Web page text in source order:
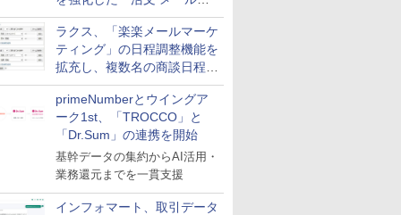
送信防止アドインサービス」
を提供
ラクス、「楽楽メールマーケ
ティング」の日程調整機能を
拡充し、複数名の商談日程調
整を効率化
primeNumberとウイングア
ーク1st、「TROCCO」と
「Dr.Sum」の連携を開始
基幹データの集約からAI活用・
業務還元までを一貫支援
インフォマート、取引データ